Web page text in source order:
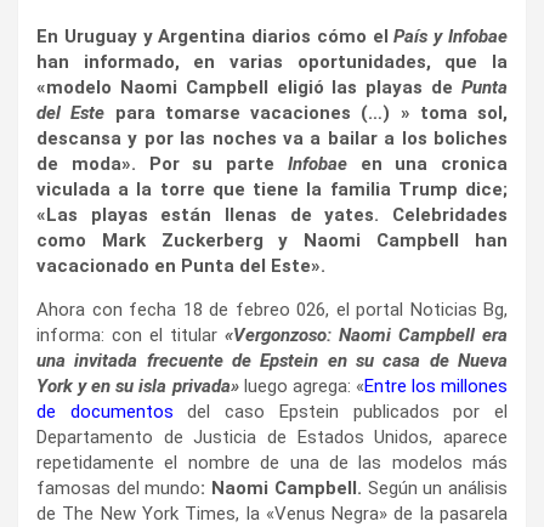
En Uruguay y Argentina diarios cómo elPaís y Infobae
han informado, en varias oportunidades, que la
«modelo Naomi Campbell eligió las playas de Punta
del Este para tomarse vacaciones (…) » toma sol,
descansa y por las noches va a bailar a los boliches
de moda». Por su parte Infobaeen una cronica
viculada a la torre que tiene la familia Trump dice;
«Las playas están llenas de yates. Celebridades
como Mark Zuckerberg y Naomi Campbell han
vacacionado en Punta del Este».
Ahora con fecha 18 de febreo 026, el portal Noticias Bg,
informa: con el titular «Vergonzoso: Naomi Campbell era
una invitada frecuente de Epstein en su casa de Nueva
York y en su isla privada»luego agrega: «Entre los millones
de documentos del caso Epstein publicados por el
Departamento de Justicia de Estados Unidos, aparece
repetidamente el nombre de una de las modelos más
famosas del mundo: Naomi Campbell. Según un análisis
de The New York Times, la «Venus Negra» de la pasarela